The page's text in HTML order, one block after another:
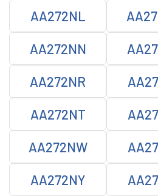
AA272NL
AA272NN
AA272NR
AA272NT
AA272NW
AA272NY